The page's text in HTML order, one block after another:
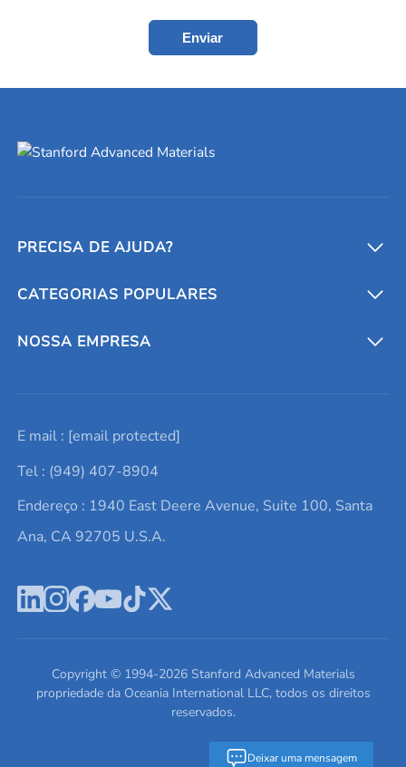
Enviar
Deixar uma mensagem
PRECISA DE AJUDA?
Conversores e calculadoras
Entre em contato conosco
Lista de consultas
Termos e Condições
Política de Privacidade
CATEGORIAS POPULARES
Metais refratários
Elementos de terras raras
Alvos de pulverização catódica
Ácido hialurônico
NOSSA EMPRESA
Promoções atuais
Notícias e blogs
Estudos de caso
Escreva para nós
E mail : [email protected]
Tel : (949) 407-8904
Endereço : 1940 East Deere Avenue, Suite 100, Santa
Ana, CA 92705 U.S.A.
Copyright © 1994-2026Stanford Advanced Materials
propriedade da Oceania International LLC, todos os direitos
reservados.